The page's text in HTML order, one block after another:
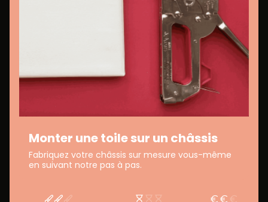
Monter une toile sur un châssis
Fabriquez votre châssis sur mesure vous-même
en suivant notre pas à pas.